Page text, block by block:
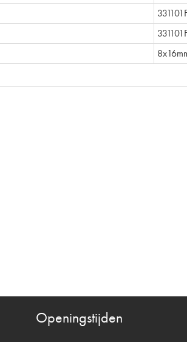
Openingstijden